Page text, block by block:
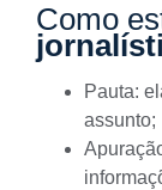
Como
Pauta:
assunto;